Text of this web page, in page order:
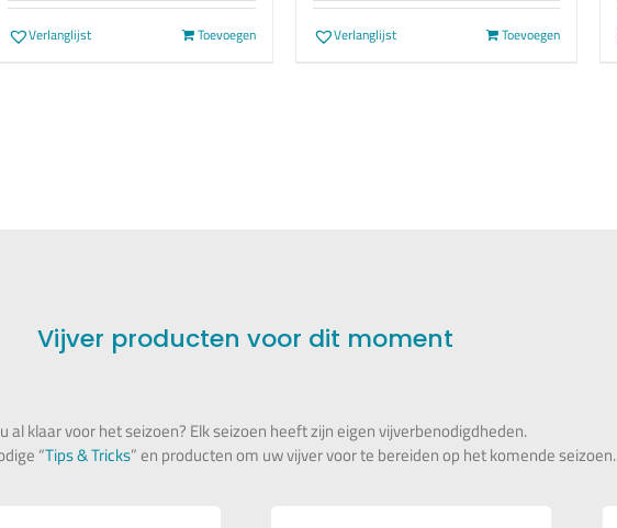
Toevoegen
Verlanglijst Toevoegen
Verlanglijst
Vijver producten voor dit moment
al klaar voor het seizoen? Elk seizoen heeft zijn eigen vijverbenodigdheden.
“Tips & Tricks” en producten om uw vijver voor te bereiden op het komende seizoen.